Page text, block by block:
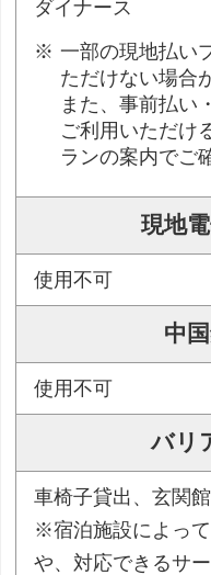
ダイナース
一部の現地払い
ただけない場合
また、事前払い
ご利用いただけ
ランの案内でご
現地
使用不可
中
使用不可
バリ
車椅子貸出、玄関
※宿泊施設によっ
や、対応できるサ